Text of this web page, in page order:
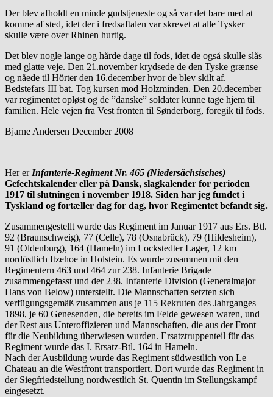
Der blev afholdt en minde gudstjeneste og så var det bare med at
komme af sted, idet der i fredsaftalen var skrevet at alle Tysker
skulle være over Rhinen hurtig.
Det blev nogle lange og hårde dage til fods, idet de også skulle slås
med glatte veje. Den 21.november krydsede de den Tyske grænse
og nåede til Hörter den 16.december hvor de blev skilt af.
Bedstefars III bat. Tog kursen mod Holzminden. Den 20.december
var regimentet opløst og de ”danske” soldater kunne tage hjem til
familien. Hele vejen fra Vest fronten til Sønderborg, foregik til fods.
Bjarne Andersen December 2008
Her er Infanterie-Regiment Nr. 465 (Niedersächsisches)
Gefechtskalender eller på Dansk, slagkalender for perioden
1917 til slutningen i november 1918. Siden har jeg fundet i
Tyskland og fortæller dag for dag, hvor Regimentet befandt sig.
Zusammengestellt wurde das Regiment im Januar 1917 aus Ers. Btl.
92 (Braunschweig), 77 (Celle), 78 (Osnabrück), 79 (Hildesheim),
91 (Oldenburg), 164 (Hameln) im Lockstedter Lager, 12 km
nordöstlich Itzehoe in Holstein. Es wurde zusammen mit den
Regimentern 463 und 464 zur 238. Infanterie Brigade
zusammengefasst und der 238. Infanterie Division (Generalmajor
Hans von Below) unterstellt. Die Mannschaften setzten sich
verfügungsgemäß zusammen aus je 115 Rekruten des Jahrganges
1898, je 60 Genesenden, die bereits im Felde gewesen waren, und
der Rest aus Unteroffizieren und Mannschaften, die aus der Front
für die Neubildung überwiesen wurden. Ersatztruppenteil für das
Regiment wurde das I. Ersatz-Btl. 164 in Hameln.
Nach der Ausbildung wurde das Regiment südwestlich von Le
Chateau an die Westfront transportiert. Dort wurde das Regiment in
der Siegfriedstellung nordwestlich St. Quentin im Stellungskampf
eingesetzt.